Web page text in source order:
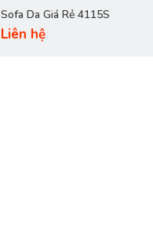
Sofa Da Giá Rẻ 4115S
Liên hệ